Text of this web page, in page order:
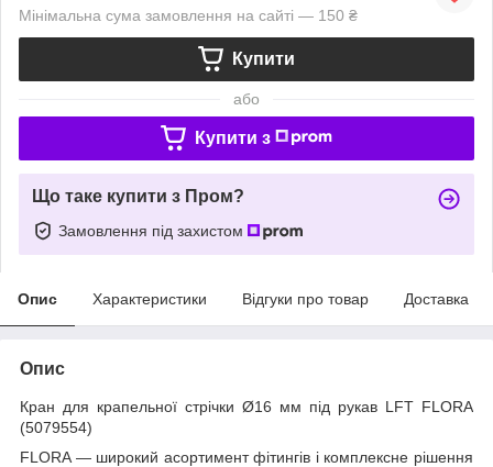
Мінімальна сума замовлення на сайті — 150 ₴
Купити
або
Купити з
Що таке купити з Пром?
Замовлення під захистом
Опис Характеристики Відгуки про товар Доставка
Опис
Кран для крапельної стрічки Ø16 мм під рукав LFT FLORA
(5079554)
FLORA — широкий асортимент фітингів і комплексне рішення